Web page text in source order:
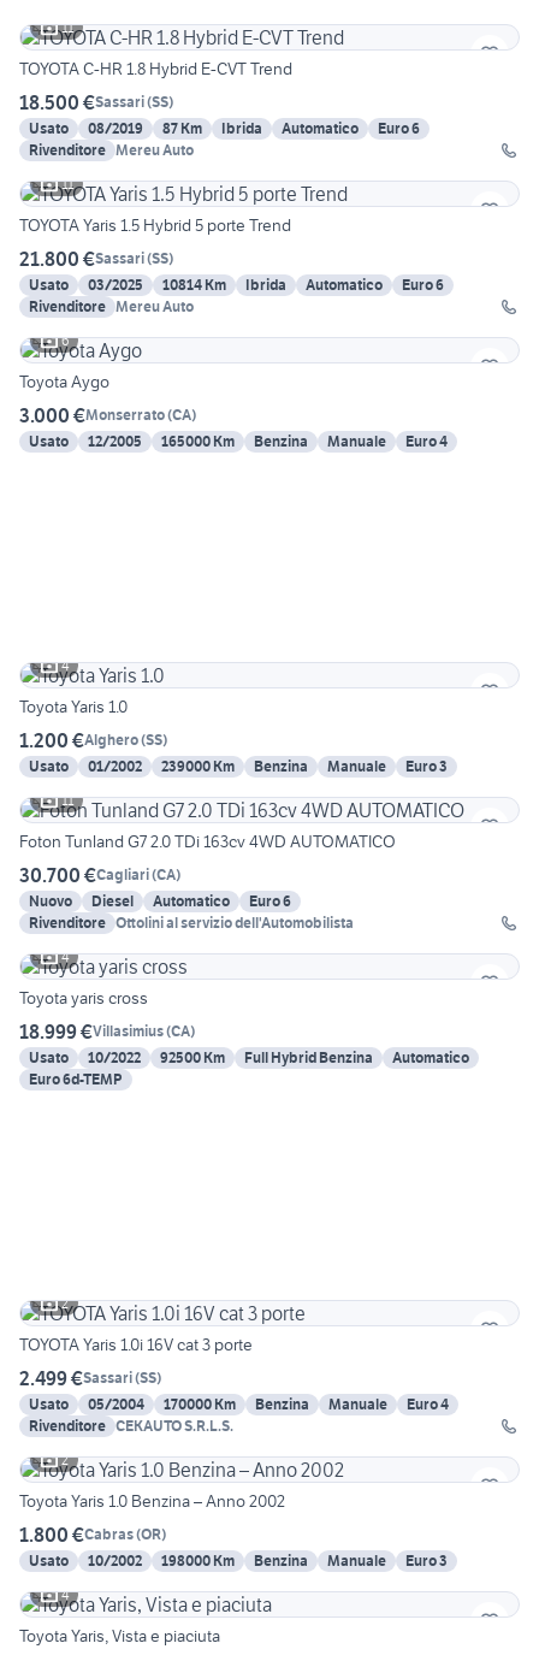
11
TOYOTA C-HR 1.8 Hybrid E-CVT Trend
18.500 €Sassari(SS)
Usato
08/2019 87 Km Ibrida Automatico
Euro 6
Rivenditore Mereu Auto
11
TOYOTA Yaris 1.5 Hybrid 5 porte Trend
21.800 €Sassari(SS)
Usato
03/2025 10814 Km Ibrida Automatico
Euro 6
Rivenditore Mereu Auto
6
Toyota Aygo
3.000 €Monserrato(CA)
Usato
12/2005 165000 Km Benzina Manuale Euro 4
4
Toyota Yaris 1.0
1.200 €Alghero(SS)
Usato
01/2002 239000 Km Benzina Manuale
Euro 3
11
Foton Tunland G7 2.0 TDi 163cv 4WD AUTOMATICO
30.700 €Cagliari(CA)
Nuovo
Diesel Automatico
Euro 6
Rivenditore Ottolini al servizio dell'Automobilista
4
Toyota yaris cross
18.999 €Villasimius(CA)
Usato
10/2022 92500 Km Full Hybrid Benzina
Automatico
Euro 6d-TEMP
2
TOYOTA Yaris 1.0i 16V cat 3 porte
2.499 €Sassari(SS)
Usato
05/2004 170000 Km Benzina Manuale
Euro 4
Rivenditore CEKAUTO S.R.L.S.
2
Toyota Yaris 1.0 Benzina – Anno 2002
1.800 €Cabras(OR)
Usato
10/2002 198000 Km Benzina Manuale
Euro 3
4
Toyota Yaris, Vista e piaciuta